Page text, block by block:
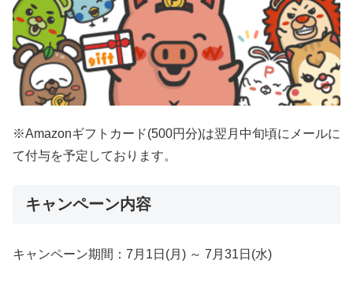
※Amazonギフトカード(500円分)は翌月中旬頃にメールに
て付与を予定しております。
キャンペーン内容
キャンペーン期間：7月1日(月) ～ 7月31日(水)